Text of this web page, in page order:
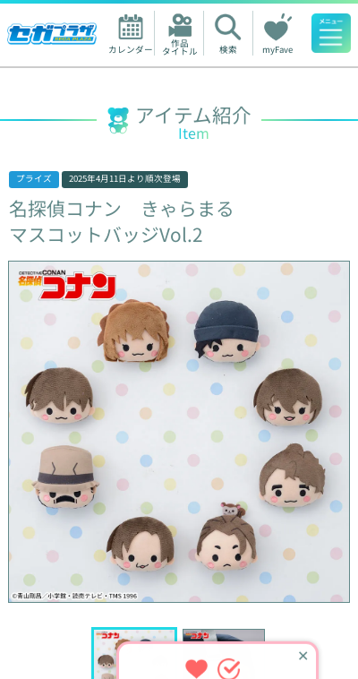
カレンダー 作品
タイトル 検索 myFave
人気ワード
アイテム紹介
Item
プライズ 2025年4月11日 より順次登場
名探偵コナン
きゃらまる
マスコットバッジVol.2
✕